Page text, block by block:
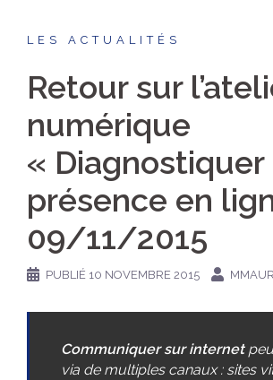
LES ACTUALITÉS
Retour sur
numérique
« Diagnostiquer
présence en
09/11/2015
PUBLIÉ 10 NOVEMBRE 2015
Communiquer sur internet
via de multiples canaux : sites